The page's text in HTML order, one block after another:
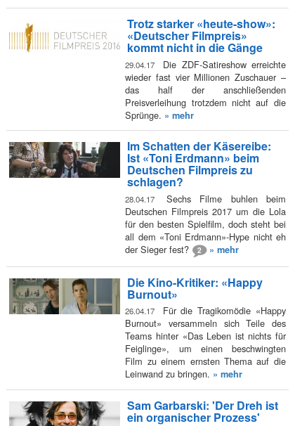
Trotz starker «heute-show»:
«Deutscher Filmpreis»
kommt nicht in die Gänge
29.04.17
Die ZDF-Satireshow erreichte
wieder fast vier Millionen Zuschauer –
das half der anschließenden
Preisverleihung trotzdem nicht auf die
Sprünge. » mehr
Im Schatten der Käsereibe:
Ist «Toni Erdmann» beim
Deutschen Filmpreis zu
schlagen?
28.04.17
Sechs Filme buhlen beim
Deutschen Filmpreis 2017 um die Lola
für den besten Spielfilm, doch steht bei
all dem «Toni Erdmann»-Hype nicht eh
der Sieger fest?
2 » mehr
Die Kino-Kritiker: «Happy
Burnout»
26.04.17
Für die Tragikomödie «Happy
Burnout» versammeln sich Teile des
Teams hinter «Das Leben ist nichts für
Feiglinge», um einen beschwingten
Film zu einem ernsten Thema auf die
Leinwand zu bringen. » mehr
Sam Garbarski: 'Der Dreh ist
ein organischer Prozess'